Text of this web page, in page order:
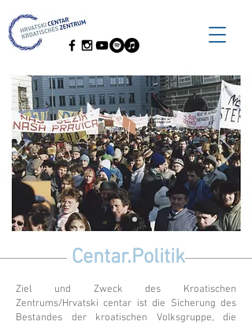
Centar.Politik
Ziel und Zweck des Kroatischen
Zentrums/Hrvatski centar ist die Sicherung des
Bestandes der kroatischen Volksgruppe, die